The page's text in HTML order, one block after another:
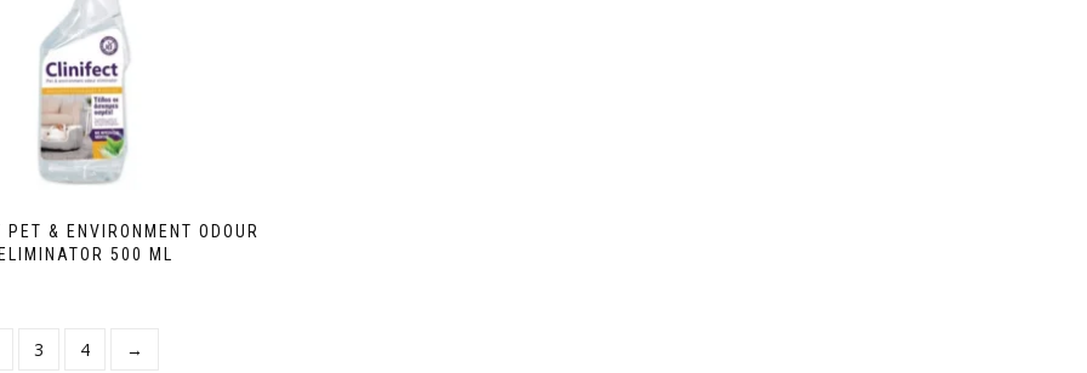
PET & ENVIRONMENT ODOUR
ELIMINATOR 500 ML
3 4 →